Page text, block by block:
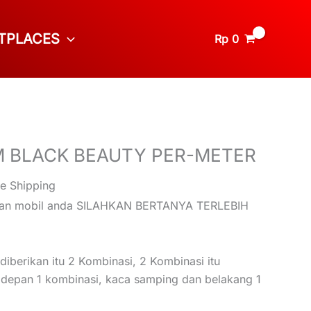
Rp 0
BLACK BEAUTY PER-METER
Shipping
mobil anda SILAHKAN BERTANYA TERLEBIH
itu 2 Kombinasi, 2 Kombinasi itu
1 kombinasi, kaca samping dan belakang 1